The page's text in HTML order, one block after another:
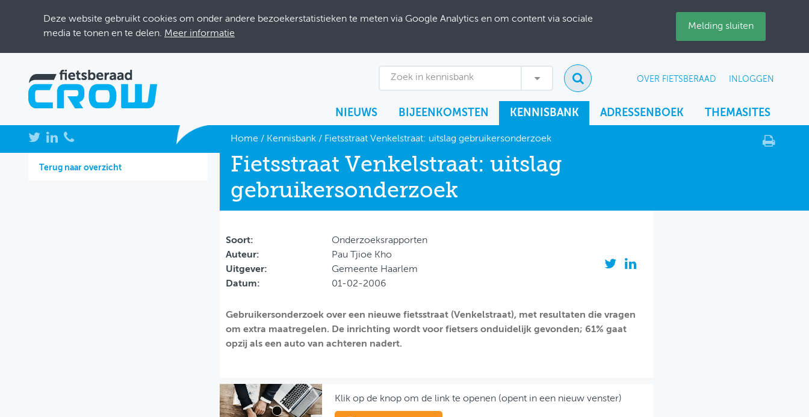
Deze website gebruikt cookies om onder andere bezoekerstatistieken te meten via Google Analytics en om content via sociale
media te tonen en te delen. Meer informatie
Melding sluiten
Zoek in kennisbank OVER FIETSBERAAD INLOGGEN
NIEUWS BIJEENKOMSTEN KENNISBANK ADRESSENBOEK THEMASITES
NIEUWS
BIJEENKOMSTEN
Home / Kennisbank/ Fietsstraat Venkelstraat: uitslag gebruikersonderzoek
Terug naar overzicht
Fietsstraat Venkelstraat: uitslag
gebruikersonderzoek
Soort:
Onderzoeksrapporten
Auteur:
Pau Tjioe Kho
Uitgever:
Gemeente Haarlem
Datum:
01-02-2006
Gebruikersonderzoek over een nieuwe fietsstraat (Venkelstraat), met resultaten die vragen
om extra maatregelen. De inrichting wordt voor fietsers onduidelijk gevonden; 61% gaat
opzij als een auto van achteren nadert.
Klik op de knop om de link te openen (opent in een nieuw venster)